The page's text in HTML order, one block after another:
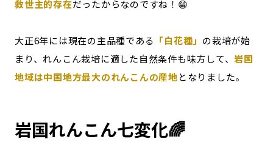
救世主的存在だったからなのですね！😁
大正6年には現在の主品種である 「白花種」 の栽培が始
まり、れんこん栽培に適した自然条件も味方して、岩国
地域は中国地方最大のれんこんの産地となりました。
岩国れんこん七変化🌈